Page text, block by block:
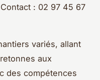
: 02 97 45 67
variés, allant
aux
des compétences